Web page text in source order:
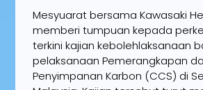
Mesyuarat bersama Kawasaki
memberi tumpuan kepada
terkini kajian kebolehlaksanaan
pelaksanaan Pemerangkapan
Penyimpanan Karbon (CCS) di